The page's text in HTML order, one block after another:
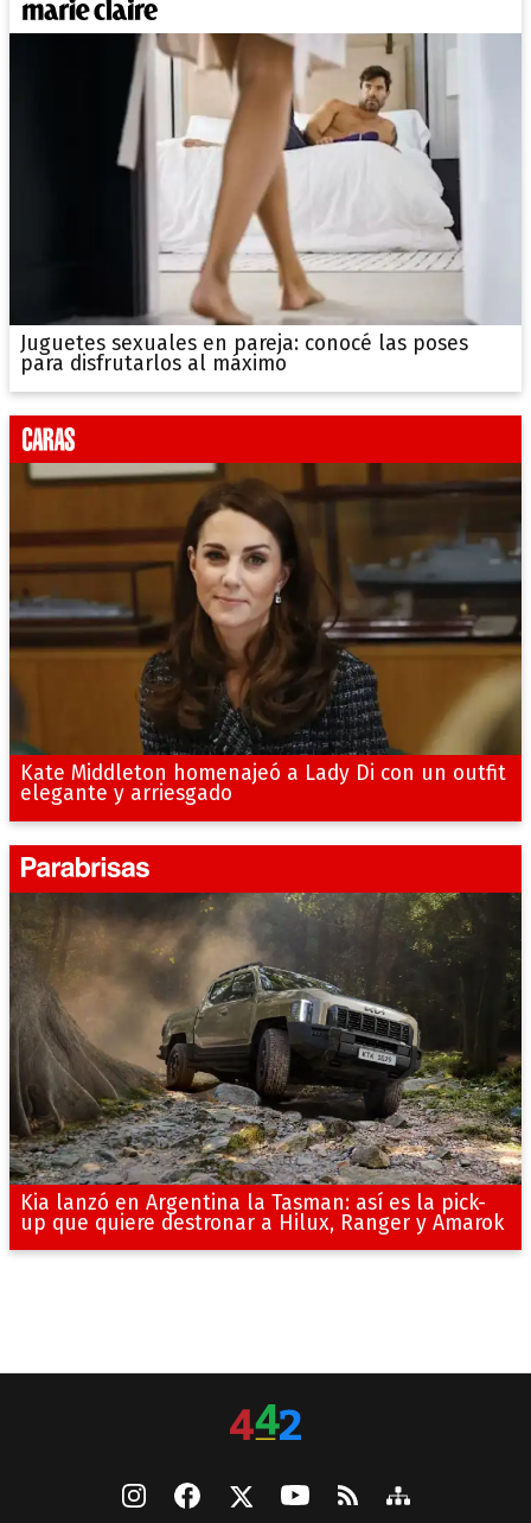
Juguetes sexuales en pareja: conocé las poses
para disfrutarlos al máximo
Kate Middleton homenajeó a Lady Di con un outfit
elegante y arriesgado
Kia lanzó en Argentina la Tasman: así es la pick-
up que quiere destronar a Hilux, Ranger y Amarok